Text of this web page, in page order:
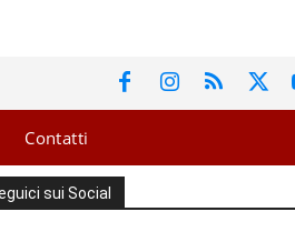
Contatti
sui Social